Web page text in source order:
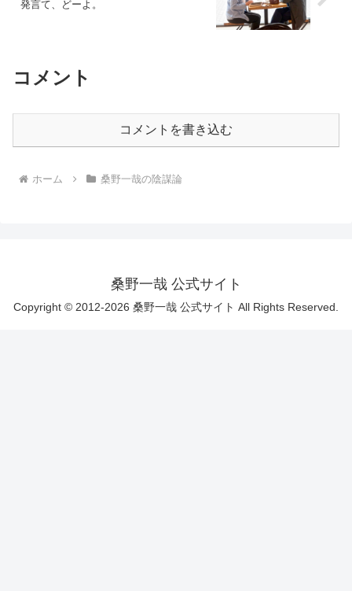
発言て、どーよ。
コメント
コメントを書き込む
ホーム 桑野一哉の陰謀論
桑野一哉 公式サイト
Copyright © 2012-2026 桑野一哉 公式サイト All Rights Reserved.